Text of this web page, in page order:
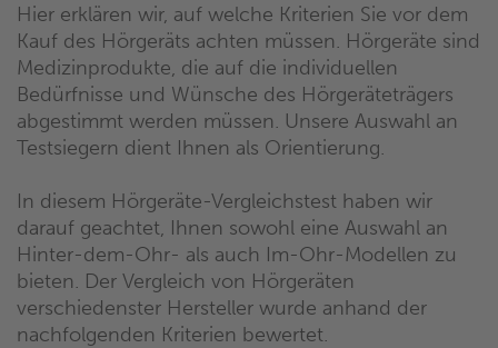
Hier erklären wir, auf welche Kriterien Sie vor dem
Kauf des Hörgeräts achten müssen. Hörgeräte sind
Medizinprodukte, die auf die individuellen
Bedürfnisse und Wünsche des Hörgeräteträgers
abgestimmt werden müssen. Unsere Auswahl an
Testsiegern dient Ihnen als Orientierung.
In diesem Hörgeräte-Vergleichstest haben wir
darauf geachtet, Ihnen sowohl eine Auswahl an
Hinter-dem-Ohr- als auch Im-Ohr-Modellen zu
bieten. Der Vergleich von Hörgeräten
verschiedenster Hersteller wurde anhand der
nachfolgenden Kriterien bewertet.